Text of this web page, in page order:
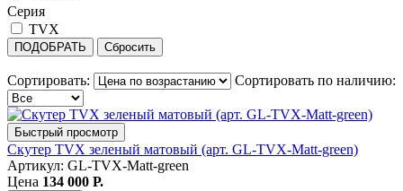
Серия
TVX
ПОДОБРАТЬ Сбросить
Сортировать: Сортировать по наличию:
Быстрый просмотр
Скутер TVX зеленый матовый (арт. GL-TVX-Matt-green)
Артикул: GL-TVX-Matt-green
Цена 134 000 Р.